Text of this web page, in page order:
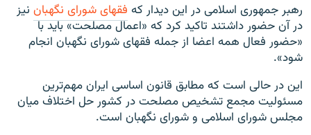
رهبر جمهوری اسلامی در این دیدار که فقهای شورای نگهبان نیز
در آن حضور داشتند تاکید کرد که «اعمال مصلحت» باید با
«حضور فعال همه اعضا از جمله فقهای شورای نگهبان انجام
شود».
این در حالی است که مطابق قانون اساسی ایران مهم‌ترین
مسئولیت مجمع تشخیص مصلحت در کشور حل اختلاف میان
مجلس شورای اسلامی و شورای نگهبان است.